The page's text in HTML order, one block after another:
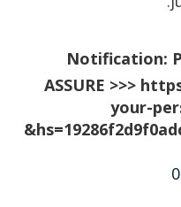
✉ Notification:
ASSURE >>>
your-
hs=19286f2d9f0adc6fe566b548f420c13d&